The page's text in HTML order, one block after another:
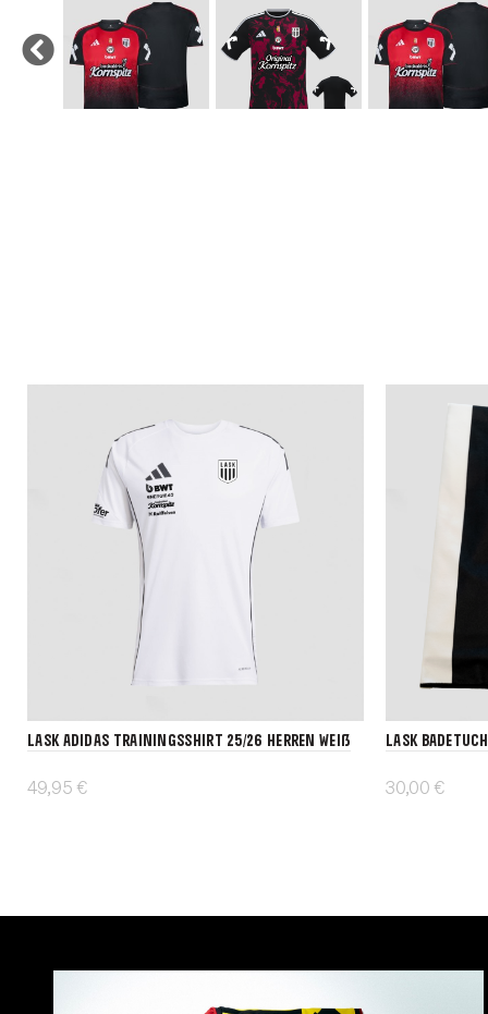
LASK adidas Trainingsshirt 25/26 Herren weiß
49,95 €
LASK Badetuch
30,00 €